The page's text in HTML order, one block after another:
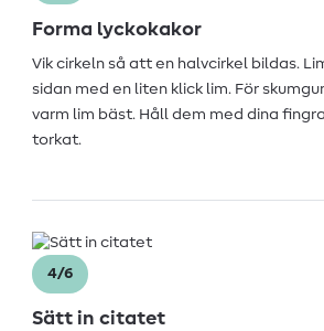
Forma lyckokakor
Vik cirkeln så att en halvcirkel bildas.
sidan med en liten klick lim. För
varm lim bäst. Håll dem med dina
torkat.
4/6
Sätt in citatet